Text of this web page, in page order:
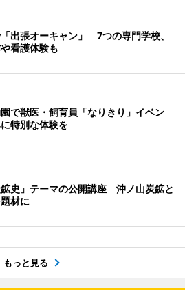
出張オーキャン」 7つの専門学校、
看護体験も
で獣医・飼育員「なりきり」イベン
特別な体験を
史」テーマの公開講座 沖ノ山炭鉱と
材に
もっと見る